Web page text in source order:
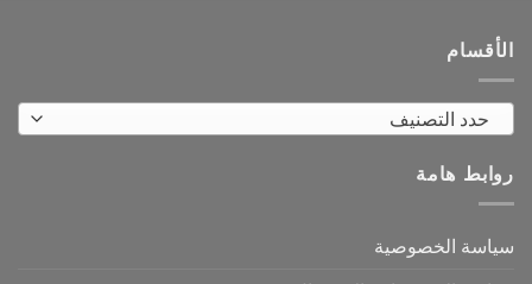
الأقسام
حدد التصنيف
روابط هامة
سياسة الخصوصية